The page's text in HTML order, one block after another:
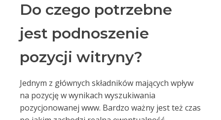
Do czego potrzebne
jest podnoszenie
pozycji witryny?
Jednym z głównych składników mających wpływ
na pozycję w wynikach wyszukiwania
pozycjonowanej www. Bardzo ważny jest też czas